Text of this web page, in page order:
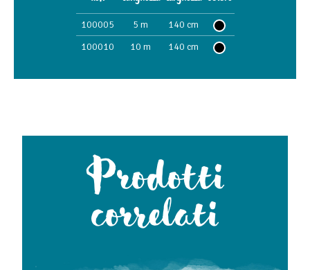
100005 5 m
140 cm
100010
10 m 140 cm
Prodotti
correlati